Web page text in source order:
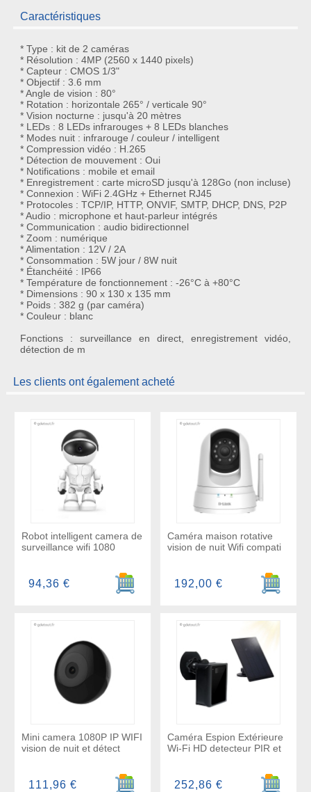
Caractéristiques
* Type : kit de 2 caméras
* Résolution : 4MP (2560 x 1440 pixels)
* Capteur : CMOS 1/3"
* Objectif : 3.6 mm
* Angle de vision : 80°
* Rotation : horizontale 265° / verticale 90°
* Vision nocturne : jusqu'à 20 mètres
* LEDs : 8 LEDs infrarouges + 8 LEDs blanches
* Modes nuit : infrarouge / couleur / intelligent
* Compression vidéo : H.265
* Détection de mouvement : Oui
* Notifications : mobile et email
* Enregistrement : carte microSD jusqu'à 128Go (non incluse)
* Connexion : WiFi 2.4GHz + Ethernet RJ45
* Protocoles : TCP/IP, HTTP, ONVIF, SMTP, DHCP, DNS, P2P
* Audio : microphone et haut-parleur intégrés
* Communication : audio bidirectionnel
* Zoom : numérique
* Alimentation : 12V / 2A
* Consommation : 5W jour / 8W nuit
* Étanchéité : IP66
* Température de fonctionnement : -26°C à +80°C
* Dimensions : 90 x 130 x 135 mm
* Poids : 382 g (par caméra)
* Couleur : blanc
Fonctions : surveillance en direct, enregistrement vidéo,
détection de m
Les clients ont également acheté
Robot intelligent camera de
surveillance wifi 1080
Ajouter au panier
94,36 €
Caméra maison rotative
vision de nuit Wifi compati
Ajouter
192,00 €
Mini camera 1080P IP WIFI
vision de nuit et détect
Ajouter au panier
111,96 €
Caméra Espion Extérieure
Wi-Fi HD detecteur PIR et
Ajouter
252,86 €